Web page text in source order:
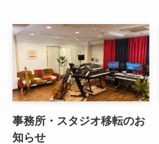
事務所・スタジオ移転のお
知らせ